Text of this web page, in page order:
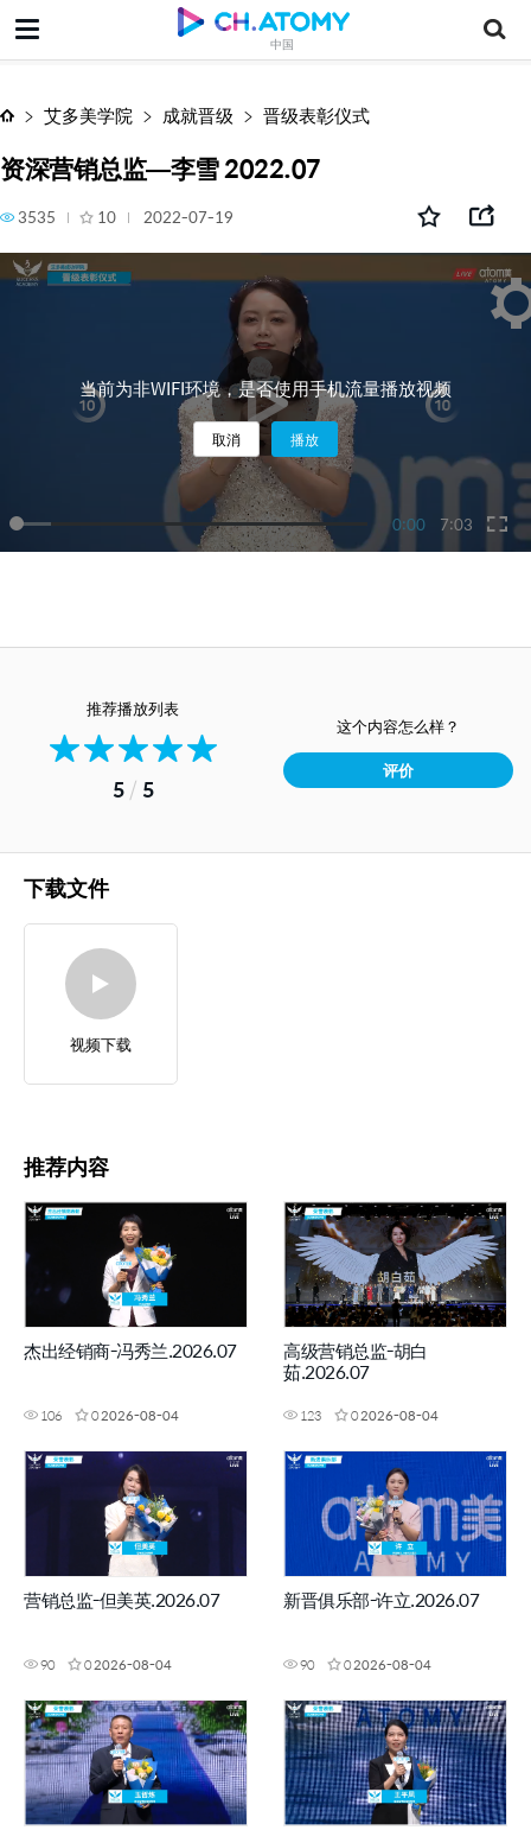
中国
资深营销总监—李雪 2022.07
艾多美学院 成就晋级 晋级表彰仪式
资深营销总监—李雪 2022.07
3535 10 2022-07-19
0:00 7:03
当前为非WIFI环境，是否使用手机流量播放视频
取消 播放
推荐播放列表
5/ 5
这个内容怎么样？
评价
下载文件
视频下载
推荐内容
杰出经销商-冯秀兰.2026.07
106 02026-08-04
高级营销总监-胡白
茹.2026.07
123 02026-08-04
营销总监-但美英.2026.07
90 02026-08-04
新晋俱乐部-许立.2026.07
90 02026-08-04